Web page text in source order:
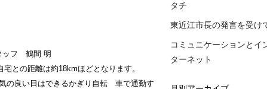
ッフ 鶴間 明
との距離は約18kmほどとなります。
の良い日はできるかぎり自転 車で通勤す
タチ
東近江市長の発言を受け
コミュニケーションとイ
ターネット